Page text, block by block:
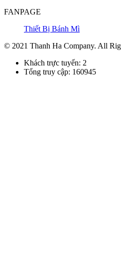
FANPAGE
Thiết Bị Bánh Mì
© 2021 Thanh Ha Company. All
Khách trực tuyến: 2
Tổng truy cập: 160945